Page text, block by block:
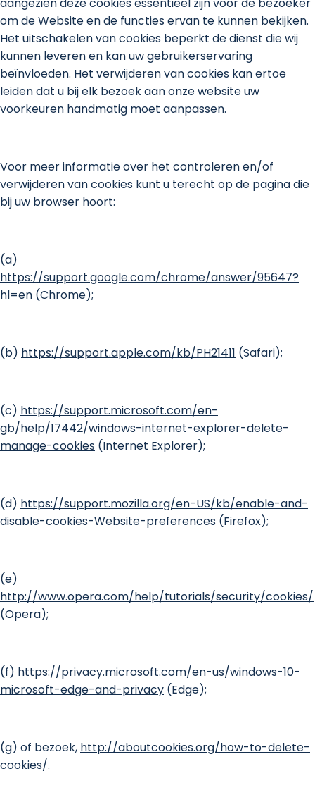
om de Website en de functies ervan te kunnen bekijken.
Het uitschakelen van cookies beperkt de dienst die wij
kunnen leveren en kan uw gebruikerservaring
beïnvloeden. Het verwijderen van cookies kan ertoe
leiden dat u bij elk bezoek aan onze website uw
voorkeuren handmatig moet aanpassen.
Voor meer informatie over het controleren en/of
verwijderen van cookies kunt u terecht op de pagina die
bij uw browser hoort:
(a)
https://support.google.com/chrome/answer/95647?
hl=en (Chrome);
(b) https://support.apple.com/kb/PH21411 (Safari);
(c) https://support.microsoft.com/en-
gb/help/17442/windows-internet-explorer-delete-
manage-cookies (Internet Explorer);
(d) https://support.mozilla.org/en-US/kb/enable-and-
disable-cookies-Website-preferences (Firefox);
(e)
http://www.opera.com/help/tutorials/security/cookies/
(Opera);
(f) https://privacy.microsoft.com/en-us/windows-10-
microsoft-edge-and-privacy (Edge);
(g) of bezoek, http://aboutcookies.org/how-to-delete-
cookies/.